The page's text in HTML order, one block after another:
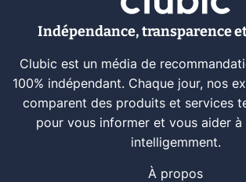
Indépendance, transparence
Clubic est un média de
100% indépendant. Chaque jour, nos
comparent des produits et services
pour vous informer et vous aider à
intelligemment.
À propos